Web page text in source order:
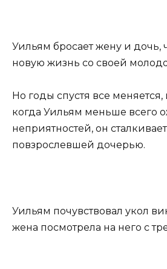
Уильям бросает жену и дочь,
новую жизнь со своей
Но годы спустя все меняется,
когда Уильям меньше всего
неприятностей, он
повзрослевшей дочерью.
Уильям почувствовал укол
жена посмотрела на него с